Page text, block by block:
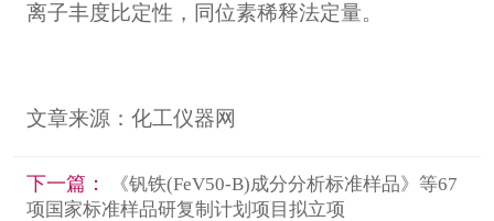
离子丰度比定性，同位素稀释法定量。
文章来源：化工仪器网
下一篇：
《钒铁(FeV50-B)成分分析标准样品》等67
项国家标准样品研复制计划项目拟立项